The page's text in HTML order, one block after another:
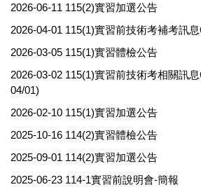
2026-06-11 115(2)實習加選公告
2026-04-01 115(1)實習前技術考補考訊
2026-03-05 115(1)實習體檢公告
2026-03-02 115(1)實習前技術考相關訊
04/01)
2026-02-10 115(1)實習加選公告
2025-10-16 114(2)實習體檢公告
2025-09-01 114(2)實習加選公告
2025-06-23 114-1實習前說明會-簡報